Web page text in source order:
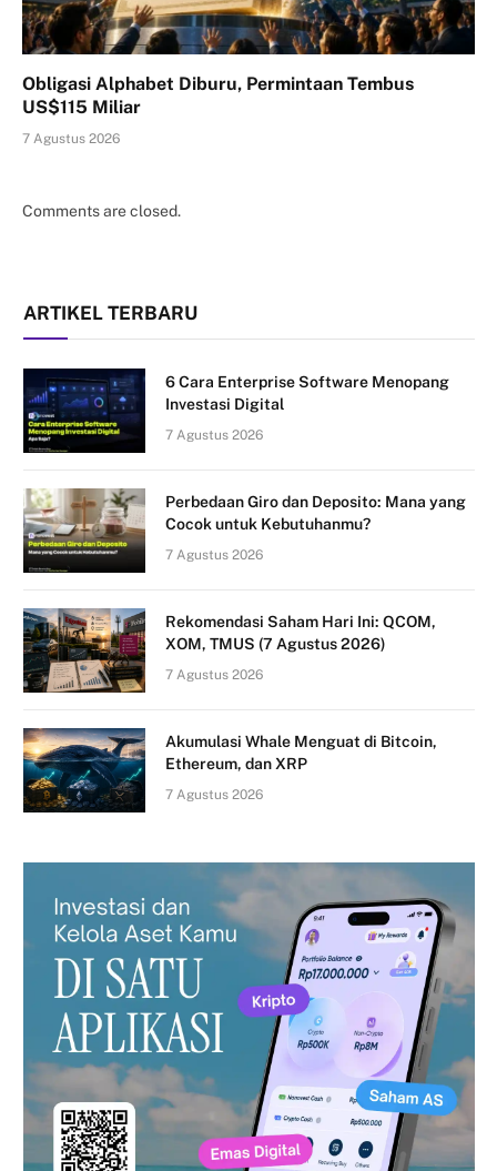
Obligasi Alphabet Diburu, Permintaan Tembus
US$115 Miliar
7 Agustus 2026
Comments are closed.
ARTIKEL TERBARU
6 Cara Enterprise Software Menopang
Investasi Digital
7 Agustus 2026
Perbedaan Giro dan Deposito: Mana yang
Cocok untuk Kebutuhanmu?
7 Agustus 2026
Rekomendasi Saham Hari Ini: QCOM,
XOM, TMUS (7 Agustus 2026)
7 Agustus 2026
Akumulasi Whale Menguat di Bitcoin,
Ethereum, dan XRP
7 Agustus 2026